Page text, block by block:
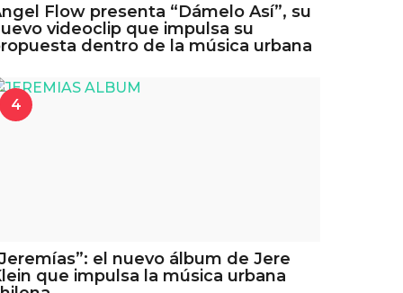
Flow presenta “Dámelo Así”, su
videoclip que impulsa su
dentro de la música urbana
4
el nuevo álbum de Jere
que impulsa la música urbana